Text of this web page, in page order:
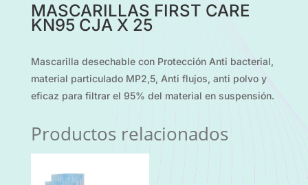
MASCARILLAS FIRST CARE
KN95 CJA X 25
Mascarilla desechable con Protección Anti bacterial,
material particulado MP2,5, Anti flujos, anti polvo y
eficaz para filtrar el 95% del material en suspensión.
Productos relacionados